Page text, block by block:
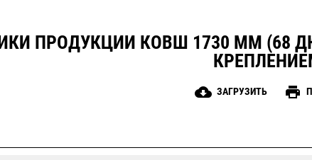
ПРОДУКЦИИ КОВШ 1730 ММ
cloud_download ЗАГРУЗИТЬ print